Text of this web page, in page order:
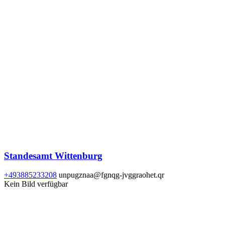
Standesamt Wittenburg
+493885233208 unpugznaa@fgnqg-jvggraohet.qr
Kein Bild verfügbar